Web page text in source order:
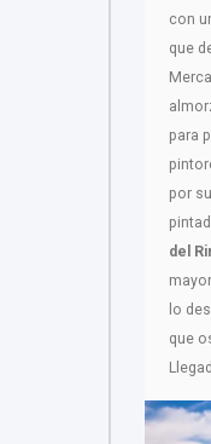
con
que
para
por
del
lo
que